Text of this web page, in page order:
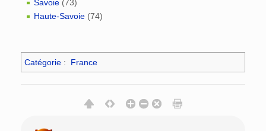
Savoie (73)
Haute-Savoie (74)
Catégorie : France